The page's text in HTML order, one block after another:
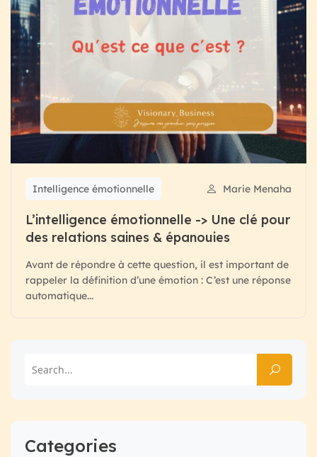
Intelligence émotionnelle Marie Menaha
L’intelligence émotionnelle -> Une clé pour
des relations saines & épanouies
Avant de répondre à cette question, il est important de
rappeler la définition d’une émotion : C’est une réponse
automatique...
Categories